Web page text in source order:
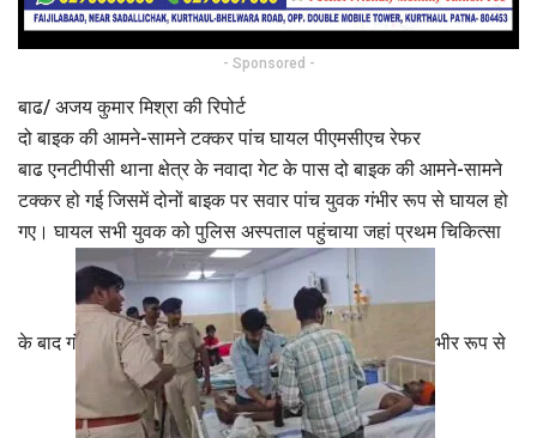
- Sponsored -
बाढ/ अजय कुमार मिश्रा की रिपोर्ट
दो बाइक की आमने-सामने टक्कर पांच घायल पीएमसीएच रेफर
बाढ एनटीपीसी थाना क्षेत्र के नवादा गेट के पास दो बाइक की आमने-सामने
टक्कर हो गई जिसमें दोनों बाइक पर सवार पांच युवक गंभीर रूप से घायल हो
गए। घायल सभी युवक को पुलिस अस्पताल पहुंचाया जहां प्रथम चिकित्सा
के बाद गं भीर रूप से